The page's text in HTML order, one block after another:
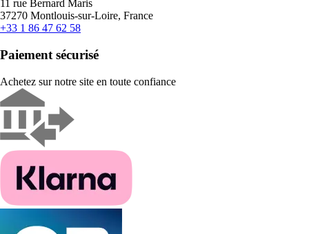
11 rue Bernard Maris
37270 Montlouis-sur-Loire, France
+33 1 86 47 62 58
Paiement sécurisé
Achetez sur notre site en toute confiance